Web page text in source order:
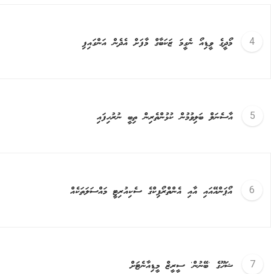
މޯދީގެ ވީޑިއޯ ނެގީމަ ޒަކަބާގް މާފަށް އެދެން އަންގައިފި
އާސެނަލް ބަލިވުމުން ކުޅުންތެރިން ތިބީ ނުރުހިފައި
އޯޕަންއޭއައި އާއި އެންތްރޯޕިކްގެ ސެކިއުރިޓީ މައްސަލަތަކެއް
ޝަހޫގެ 'ބޭނުން' ސީރީޒް މީޑިއާނެޓަށް